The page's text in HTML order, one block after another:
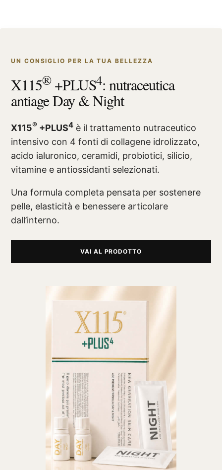
UN CONSIGLIO PER LA TUA BELLEZZA
X115®+PLUS4: nutraceutica
antiage Day & Night
X115® +PLUS4 è il trattamento nutraceutico
intensivo con 4 fonti di collagene idrolizzato,
acido ialuronico, ceramidi, probiotici, silicio,
vitamine e antiossidanti selezionati.
Una formula completa pensata per sostenere
pelle, elasticità e benessere articolare
dall’interno.
VAI AL PRODOTTO